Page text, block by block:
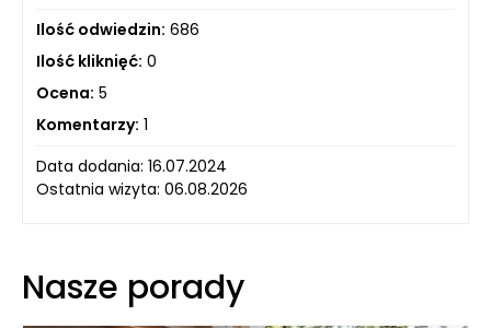
Ilość odwiedzin: 686
Ilość kliknięć: 0
Ocena: 5
Komentarzy: 1
Data dodania: 16.07.2024
Ostatnia wizyta: 06.08.2026
Nasze porady